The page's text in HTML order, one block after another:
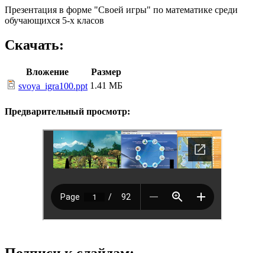
Презентация в форме "Своей игры" по математике среди
обучающихся 5-х класов
Скачать:
Вложение
Размер
svoya_igra100.ppt 1.41 МБ
Предварительный просмотр: